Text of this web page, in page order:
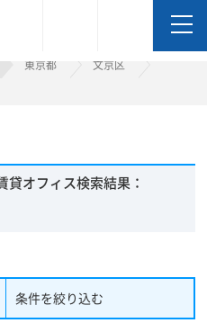
東京都
文京区
オフィス検索結果：
条件を絞り込む